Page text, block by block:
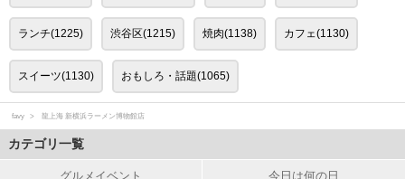
ランチ(1225) 渋谷区(1215) 焼肉(1138) カフェ(1130)
スイーツ(1130) おもしろ・話題(1065)
favy 龍上海 新横浜ラーメン博物館店
カテゴリ一覧
グルメイベント 今日は何の日